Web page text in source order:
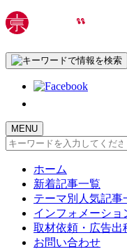
MENU
検
ホーム
新着記事一覧
テーマ別人気記事
インフォメーショ
取材依頼・広告出
お問い合わせ